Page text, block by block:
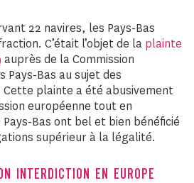
22 navires, les Pays-Bas
C’était l’objet de la plainte
auprès de la Commission
Pays-Bas au sujet des
plainte a été abusivement
européenne tout en
Bas ont bel et bien bénéficié
supérieur à la légalité.
INTERDICTION EN EUROPE